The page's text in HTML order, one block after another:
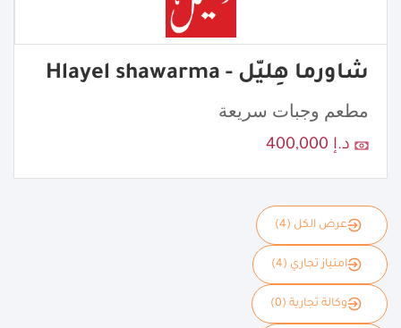
شاورما هِليّل - Hlayel shawarma
مطعم وجبات سريعة
د.إ 400,000
عرض الكل (4)
امتياز تجاري (4)
وكالة تجارية (0)